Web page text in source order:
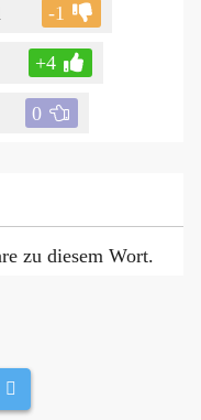
-1
+4
0
zu diesem Wort.